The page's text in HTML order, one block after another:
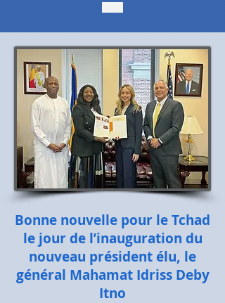
Bonne nouvelle pour le Tchad
le jour de l’inauguration du
nouveau président élu, le
général Mahamat Idriss Deby
Itno